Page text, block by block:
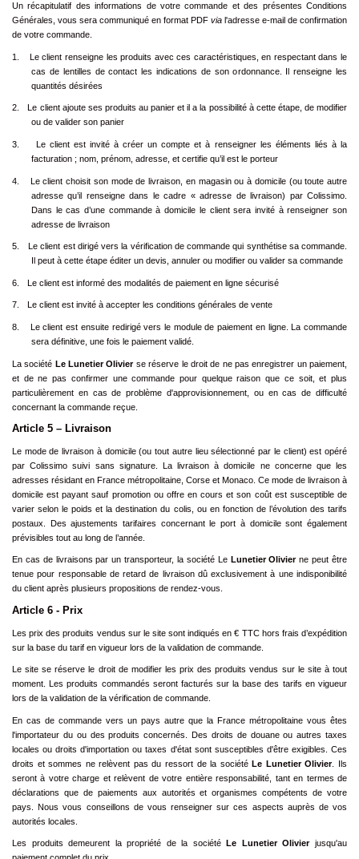
Un récapitulatif des informations de votre commande et des présentes Conditions
Générales, vous sera communiqué en format PDF via l'adresse e-mail de confirmation
de votre commande.
1.
Le client renseigne les produits avec ces caractéristiques, en respectant dans le
cas de lentilles de contact les indications de son ordonnance. Il renseigne les
quantités désirées
2.
Le client ajoute ses produits au panier et il a la possibilité à cette étape, de modifier
ou de valider son panier
3.
Le client est invité à créer un compte et à renseigner les éléments liés à la
facturation ; nom, prénom, adresse, et certifie qu’il est le porteur
4.
Le client choisit son mode de livraison, en magasin ou à domicile (ou toute autre
adresse qu’il renseigne dans le cadre « adresse de livraison) par Colissimo.
Dans le cas d’une commande à domicile le client sera invité à renseigner son
adresse de livraison
5.
Le client est dirigé vers la vérification de commande qui synthétise sa commande.
Il peut à cette étape éditer un devis, annuler ou modifier ou valider sa commande
6. Le client est informé des modalités de paiement en ligne sécurisé
7. Le client est invité à accepter les conditions générales de vente
8.
Le client est ensuite redirigé vers le module de paiement en ligne. La commande
sera définitive, une fois le paiement validé.
La société Le Lunetier Olivier se réserve le droit de ne pas enregistrer un paiement,
et de ne pas confirmer une commande pour quelque raison que ce soit, et plus
particulièrement en cas de problème d'approvisionnement, ou en cas de difficulté
concernant la commande reçue.
Article 5 – Livraison
Le mode de livraison à domicile (ou tout autre lieu sélectionné par le client) est opéré
par Colissimo suivi sans signature. La livraison à domicile ne concerne que les
adresses résidant en France métropolitaine, Corse et Monaco. Ce mode de livraison à
domicile est payant sauf promotion ou offre en cours et son coût est susceptible de
varier selon le poids et la destination du colis, ou en fonction de l’évolution des tarifs
postaux. Des ajustements tarifaires concernant le port à domicile sont également
prévisibles tout au long de l’année.
En cas de livraisons par un transporteur, la société LeLunetier Olivierne peut être
tenue pour responsable de retard de livraison dû exclusivement à une indisponibilité
du client après plusieurs propositions de rendez-vous.
Article 6 - Prix
Les prix des produits vendus sur le site sont indiqués en € TTC hors frais d’expédition
sur la base du tarif en vigueur lors de la validation de commande.
Le site se réserve le droit de modifier les prix des produits vendus sur le site à tout
moment. Les produits commandés seront facturés sur la base des tarifs en vigueur
lors de la validation de la vérification de commande.
En cas de commande vers un pays autre que la France métropolitaine vous êtes
l'importateur du ou des produits concernés. Des droits de douane ou autres taxes
locales ou droits d'importation ou taxes d'état sont susceptibles d'être exigibles. Ces
droits et sommes ne relèvent pas du ressort de la sociétéLe Lunetier Olivier. Ils
seront à votre charge et relèvent de votre entière responsabilité, tant en termes de
déclarations que de paiements aux autorités et organismes compétents de votre
pays. Nous vous conseillons de vous renseigner sur ces aspects auprès de vos
autorités locales.
Les produits demeurent la propriété de la société Le Lunetier Olivierjusqu'au